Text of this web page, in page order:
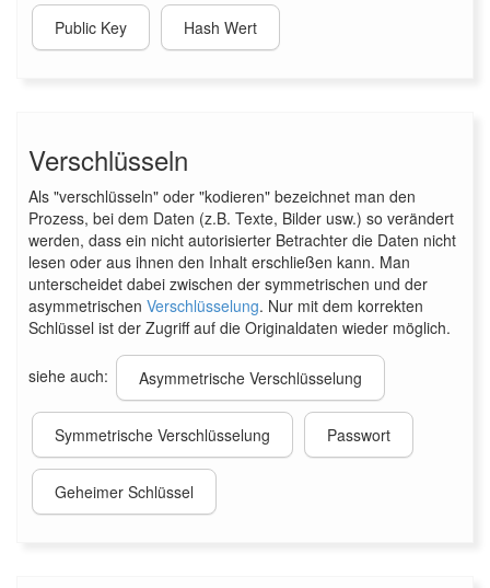
Public Key Hash Wert
Verschlüsseln
Als "verschlüsseln" oder "kodieren" bezeichnet man den
Prozess, bei dem Daten (z.B. Texte, Bilder usw.) so verändert
werden, dass ein nicht autorisierter Betrachter die Daten nicht
lesen oder aus ihnen den Inhalt erschließen kann. Man
unterscheidet dabei zwischen der symmetrischen und der
asymmetrischen Verschlüsselung. Nur mit dem korrekten
Schlüssel ist der Zugriff auf die Originaldaten wieder möglich.
siehe auch: Asymmetrische Verschlüsselung
Symmetrische Verschlüsselung Passwort
Geheimer Schlüssel